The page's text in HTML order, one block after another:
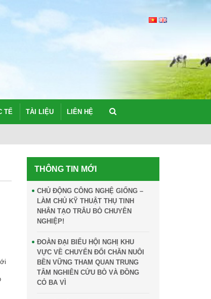
TẾ TÀI LIỆU LIÊN HỆ
THÔNG TIN MỚI
CHỦ ĐỘNG CÔNG NGHỆ GIỐNG –
LÀM CHỦ KỸ THUẬT THỤ TINH
NHÂN TẠO TRÂU BÒ CHUYÊN
NGHIỆP!
ĐOÀN ĐẠI BIỂU HỘI NGHỊ KHU
VỰC VỀ CHUYỂN ĐỔI CHĂN NUÔI
BỀN VỮNG THAM QUAN TRUNG
TÂM NGHIÊN CỨU BÒ VÀ ĐỒNG
CỎ BA VÌ